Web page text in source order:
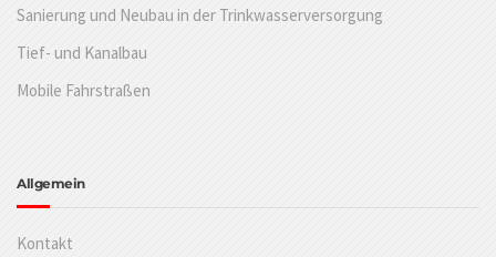
Sanierung und Neubau in der Trinkwasserversorgung
Tief- und Kanalbau
Mobile Fahrstraßen
Allgemein
Kontakt